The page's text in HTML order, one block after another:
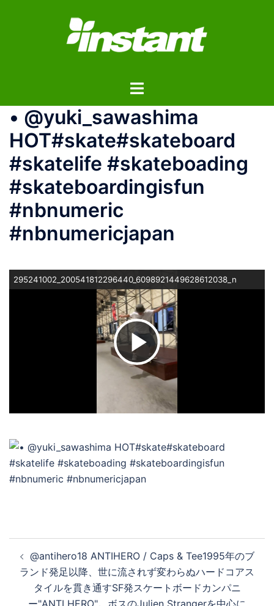
ス
ト
ル
ニ
ュ
ー
• @yuki_sawashima
HOT#skate#skateboard
#skatelife #skateboading
#skateboardingisfun
#nbnumeric
#nbnumericjapan
295241002_200541812296440_6098921449628612038_n
ビ
デ
生
稿
ナ
@antihero18 ANTIHERO / Caps & Tee1995年のブ
ランド発足以降、世に流されず変わらぬハードコアス
タイルを貫き通すSF発スケートボードカンパニ